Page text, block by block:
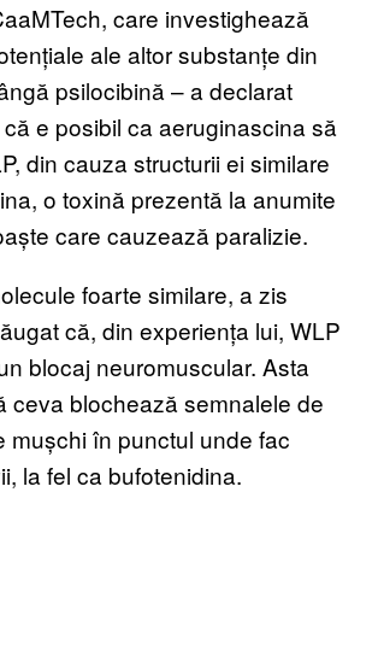
care investighează
ale altor substanțe din
psilocibină – a declarat
e posibil ca aeruginascina să
din cauza structurii ei similare
o toxină prezentă la anumite
care cauzează paralizie.
foarte similare, a zis
că, din experiența lui, WLP
blocaj neuromuscular. Asta
ceva blochează semnalele de
mușchi în punctul unde fac
la fel ca bufotenidina.